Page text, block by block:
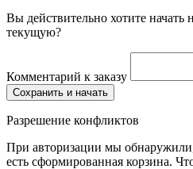
Вы действительно хотите начать
текущую?
Комментарий к заказу
Сохранить и начать
Разрешение конфликтов
При авторизации мы
есть сформированная корзина.